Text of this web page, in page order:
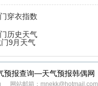
穿衣指数
历史天气
9月天气
预报查询—天气预报韩偶网
网站邮箱：mnekk@hotmail.com